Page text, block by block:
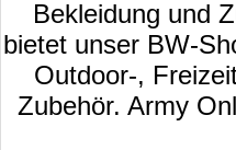
Bekleidung und
bietet unser BW-
Outdoor-,
Zubehör. Army